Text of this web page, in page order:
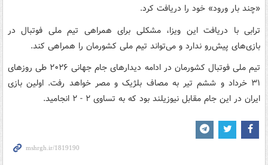
«چند بار ورود» خود را دریافت کرد.
ترابی با دریافت این ویزا، مشکلی برای همراهی تیم ملی فوتبال در
بازی‌های پیش‌رو ندارد و می‌تواند تیم ملی کشورمان را همراهی کند.
تیم ملی فوتبال کشورمان در ادامه دیدارهای جام جهانی ۲۰۲۶ طی روزهای
۳۱ خرداد و ششم تیر به مصاف بلژیک و مصر خواهد رفت. اولین بازی
ایران در این جام مقابل نیوزیلند بود که به تساوی ۲ - ۲ انجامید.